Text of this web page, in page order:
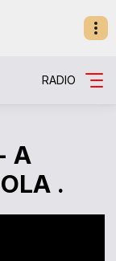
RADIO
A
.